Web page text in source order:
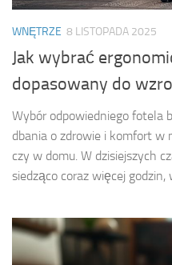
WNĘTRZE 8 LISTOPADA 2025
Jak wybrać
dopasowany do
Wybór odpowiedniego fotela
dbania o zdrowie i komfort w
czy w domu. W dzisiejszych
siedząco coraz więcej godzin,